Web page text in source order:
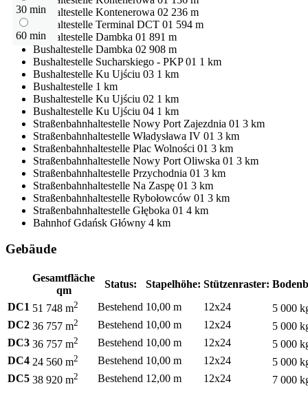
30 min
60 min
Bushaltestelle Kontenerowa 02 236 m
Bushaltestelle Terminal DCT 01 594 m
Bushaltestelle Dambka 01 891 m
Bushaltestelle Dambka 02 908 m
Bushaltestelle Sucharskiego - PKP 01 1 km
Bushaltestelle Ku Ujściu 03 1 km
Bushaltestelle 1 km
Bushaltestelle Ku Ujściu 02 1 km
Bushaltestelle Ku Ujściu 04 1 km
Straßenbahnhaltestelle Nowy Port Zajezdnia 01 3 km
Straßenbahnhaltestelle Władysława IV 01 3 km
Straßenbahnhaltestelle Plac Wolności 01 3 km
Straßenbahnhaltestelle Nowy Port Oliwska 01 3 km
Straßenbahnhaltestelle Przychodnia 01 3 km
Straßenbahnhaltestelle Na Zaspę 01 3 km
Straßenbahnhaltestelle Rybołowców 01 3 km
Straßenbahnhaltestelle Głęboka 01 4 km
Bahnhof Gdańsk Główny 4 km
Gebäude
Gesamtfläche
qm
Status: Stapelhöhe: Stützenraster:
DC1 51 748 m2 Bestehend 10,00 m 12x24
5 000
DC2 36 757 m2 Bestehend 10,00 m 12x24
5 000
DC3 36 757 m2 Bestehend 10,00 m 12x24
5 000
DC4 24 560 m2 Bestehend 10,00 m 12x24
5 000
DC5 38 920 m2 Bestehend 12,00 m 12x24 7 000